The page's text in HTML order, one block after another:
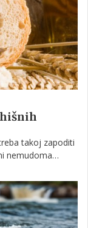
takoj zapoditi
nemudoma
kemikalij.